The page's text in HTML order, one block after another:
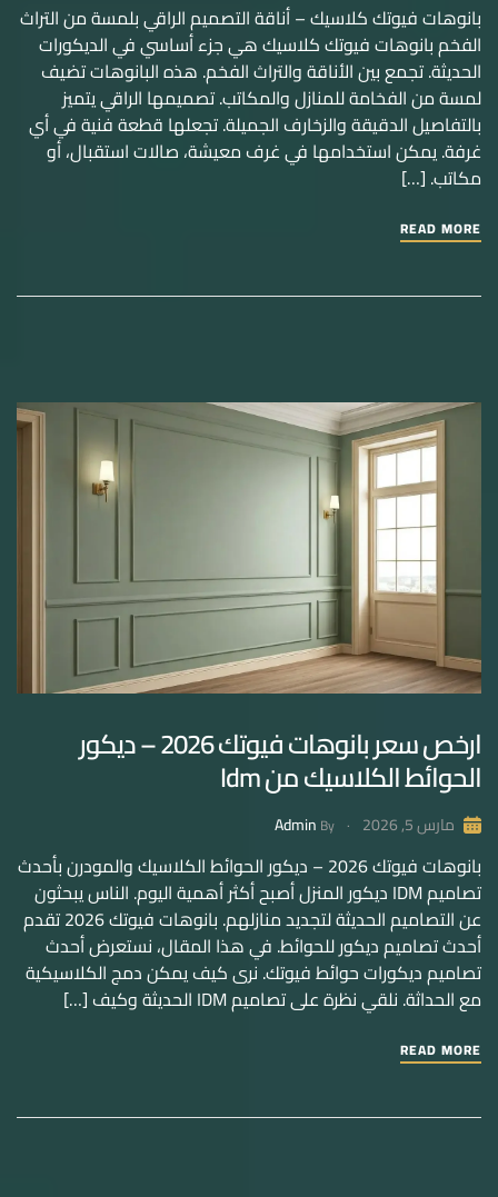
بانوهات فيوتك كلاسيك – أناقة التصميم الراقي بلمسة من التراث
الفخم بانوهات فيوتك كلاسيك هي جزء أساسي في الديكورات
الحديثة. تجمع بين الأناقة والتراث الفخم. هذه البانوهات تضيف
لمسة من الفخامة للمنازل والمكاتب. تصميمها الراقي يتميز
بالتفاصيل الدقيقة والزخارف الجميلة. تجعلها قطعة فنية في أي
غرفة. يمكن استخدامها في غرف معيشة، صالات استقبال، أو
مكاتب. […]
READ MORE
ارخص سعر بانوهات فيوتك 2026 – ديكور
الحوائط الكلاسيك من Idm
مارس 5, 2026 By
Admin
بانوهات فيوتك 2026 – ديكور الحوائط الكلاسيك والمودرن بأحدث
تصاميم IDM ديكور المنزل أصبح أكثر أهمية اليوم. الناس يبحثون
عن التصاميم الحديثة لتجديد منازلهم. بانوهات فيوتك 2026 تقدم
أحدث تصاميم ديكور للحوائط. في هذا المقال، نستعرض أحدث
تصاميم ديكورات حوائط فيوتك. نرى كيف يمكن دمج الكلاسيكية
مع الحداثة. نلقي نظرة على تصاميم IDM الحديثة وكيف […]
READ MORE